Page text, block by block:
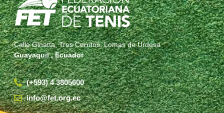
Calle Ginatta, Tres Cerritos, Lomas de Urdesa
Guayaquil , Ecuador
(+593) 4 3805600
info@fet.org.ec